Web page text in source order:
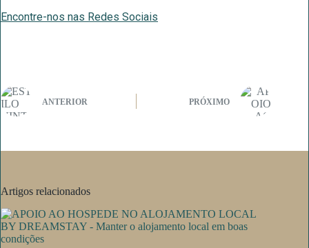
Encontre-nos nas Redes Sociais
ANTERIOR PRÓXIMO
Artigos relacionados